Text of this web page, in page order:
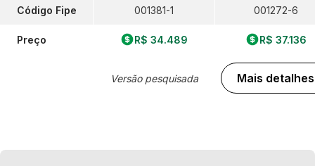
Código Fipe
Preço
001381-1
R$ 34.489
Versão pesquisada
001272-6
R$ 37.136
Mais detalhes